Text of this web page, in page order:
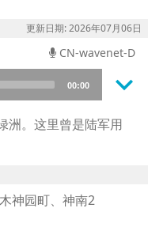
更新日期: 2026年07月06日
CN-wavenet-D
00:00 keyboard_arrow_down
洲。这里曾是陆军用
村。
京奥运会举办已有三
神园町、神南2